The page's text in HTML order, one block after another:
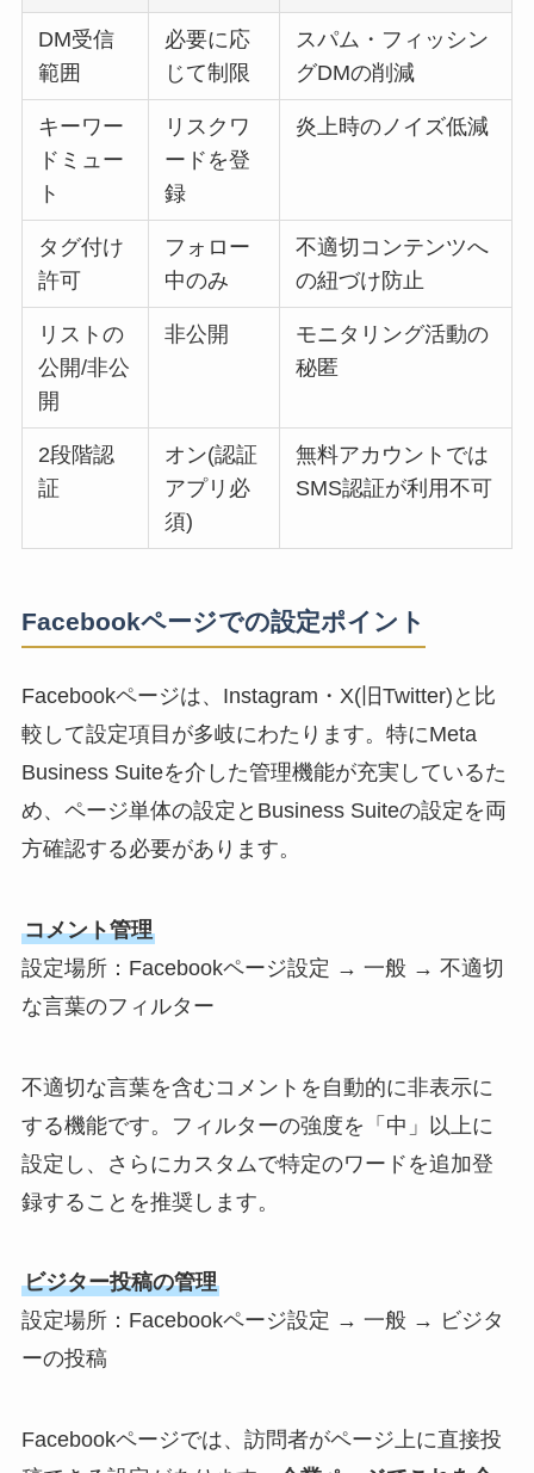
DM受信
範囲
必要に応
じて制限
スパム・フィッシン
グDMの削減
キーワー
ドミュー
ト
リスクワ
ードを登
録
炎上時のノイズ低減
タグ付け
許可
フォロー
中のみ
不適切コンテンツへ
の紐づけ防止
リストの
公開/非公
開
非公開
モニタリング活動の
秘匿
2段階認
証
オン(認証
アプリ必
須)
無料アカウントでは
SMS認証が利用不可
Facebookページでの設定ポイント
Facebookページは、Instagram・X(旧Twitter)と比
較して設定項目が多岐にわたります。特にMeta
Business Suiteを介した管理機能が充実しているた
め、ページ単体の設定とBusiness Suiteの設定を両
方確認する必要があります。
コメント管理
設定場所：Facebookページ設定 → 一般 → 不適切
な言葉のフィルター
不適切な言葉を含むコメントを自動的に非表示に
する機能です。フィルターの強度を「中」以上に
設定し、さらにカスタムで特定のワードを追加登
録することを推奨します。
ビジター投稿の管理
設定場所：Facebookページ設定 → 一般 → ビジタ
ーの投稿
Facebookページでは、訪問者がページ上に直接投